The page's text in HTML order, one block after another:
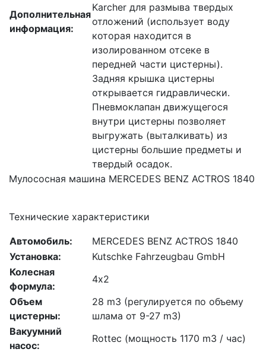
Дополнительная
информация:
Karcher для размыва твердых
отложений (использует воду
которая находится в
изолированном отсеке в
передней части цистерны).
Задняя крышка цистерны
открывается гидравлически.
Пневмоклапан движущегося
внутри цистерны позволяет
выгружать (выталкивать) из
цистерны большие предметы и
твердый осадок.
Мулососная машина MERCEDES BENZ ACTROS 1840
Технические характеристики
Автомобиль:
MERCEDES BENZ ACTROS 1840
Установка:
Kutschke Fahrzeugbau GmbH
Колесная
формула:
4х2
Объем
цистерны:
28 m3 (регулируется по объему
шлама от 9-27 m3)
Вакуумний
насос:
Rottec (мощность 1170 m3 / час)